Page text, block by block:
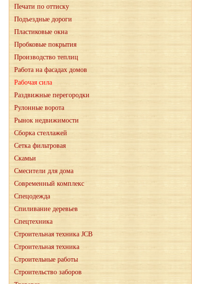
Печати по оттиску
Подъездные дороги
Пластиковые окна
Пробковые покрытия
Производство теплиц
Работа на фасадах домов
Рабочая сила
Раздвижные перегородки
Рулонные ворота
Рынок недвижимости
Сборка стеллажей
Сетка фильтровая
Скамьи
Смесители для дома
Современный комплекс
Спецодежда
Спиливание деревьев
Спецтехника
Строительная техника JCB
Строительная техника
Строительные работы
Строительство заборов